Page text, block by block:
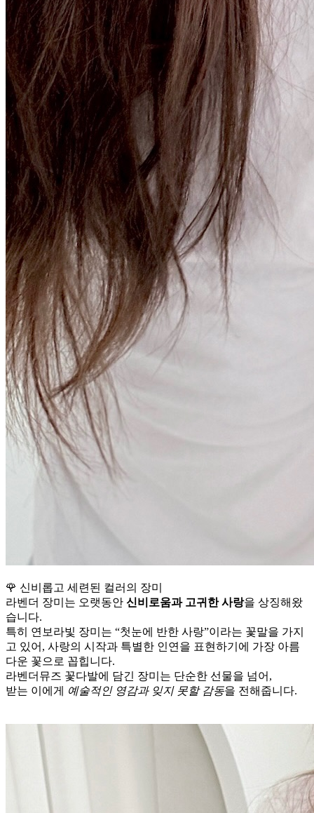
🌹 신비롭고 세련된 컬러의 장미
라벤더 장미는 오랫동안 신비로움과 고귀한 사랑을 상징해왔
습니다.
특히 연보라빛 장미는 “첫눈에 반한 사랑”이라는 꽃말을 가지
고 있어, 사랑의 시작과 특별한 인연을 표현하기에 가장 아름
다운 꽃으로 꼽힙니다.
라벤더뮤즈 꽃다발에 담긴 장미는 단순한 선물을 넘어,
받는 이에게
예술적인 영감과 잊지 못할 감동을 전해줍니다.